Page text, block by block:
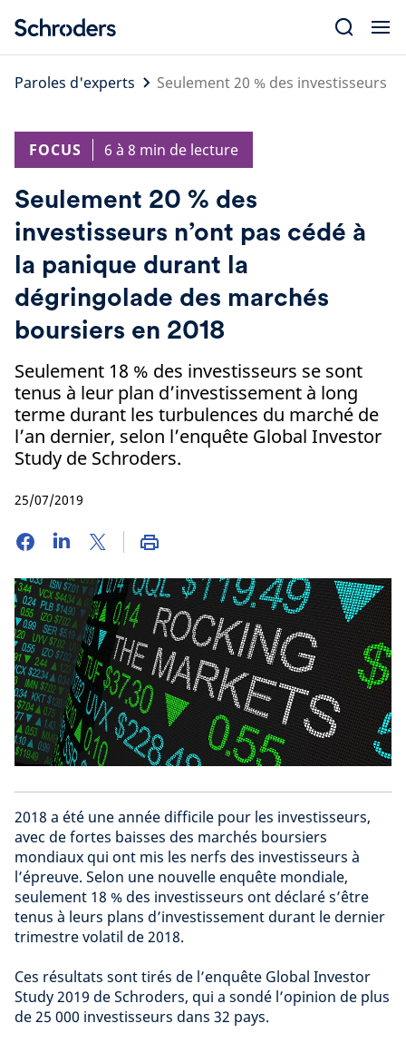
content
Paroles d'experts
Seulement 20 % des investisseurs
FOCUS 6 à 8 min de lecture
Seulement 20 % des
investisseurs n’ont pas cédé à
la panique durant la
dégringolade des marchés
boursiers en 2018
Seulement 18 % des investisseurs se sont
tenus à leur plan d’investissement à long
terme durant les turbulences du marché de
l’an dernier, selon l’enquête Global Investor
Study de Schroders.
25/07/2019
2018 a été une année difficile pour les investisseurs,
avec de fortes baisses des marchés boursiers
mondiaux qui ont mis les nerfs des investisseurs à
l’épreuve. Selon une nouvelle enquête mondiale,
seulement 18 % des investisseurs ont déclaré s’être
tenus à leurs plans d’investissement durant le dernier
trimestre volatil de 2018.
Ces résultats sont tirés de l’enquête Global Investor
Study 2019 de Schroders, qui a sondé l’opinion de plus
de 25 000 investisseurs dans 32 pays.